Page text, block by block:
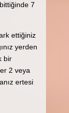
7
ettiğiniz
yerden
bir
2 veya
ertesi